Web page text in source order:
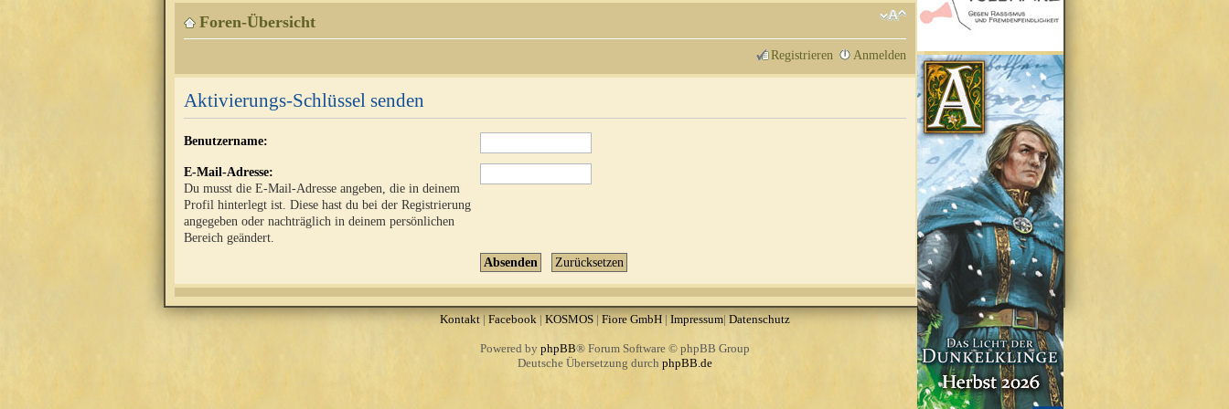
Foren-Übersicht
Registrieren Anmelden
Aktivierungs-Schlüssel senden
Benutzername:
E-Mail-Adresse:
Du musst die E-Mail-Adresse angeben, die in deinem
Profil hinterlegt ist. Diese hast du bei der Registrierung
angegeben oder nachträglich in deinem persönlichen
Bereich geändert.
Kontakt|Facebook | KOSMOS| Fiore GmbH| Impressum| Datenschutz
Powered by phpBB® Forum Software © phpBB Group
Deutsche Übersetzung durch phpBB.de